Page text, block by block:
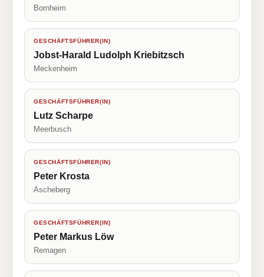
Bornheim
GESCHÄFTSFÜHRER(IN)
Jobst-Harald Ludolph Kriebitzsch
Meckenheim
GESCHÄFTSFÜHRER(IN)
Lutz Scharpe
Meerbusch
GESCHÄFTSFÜHRER(IN)
Peter Krosta
Ascheberg
GESCHÄFTSFÜHRER(IN)
Peter Markus Löw
Remagen